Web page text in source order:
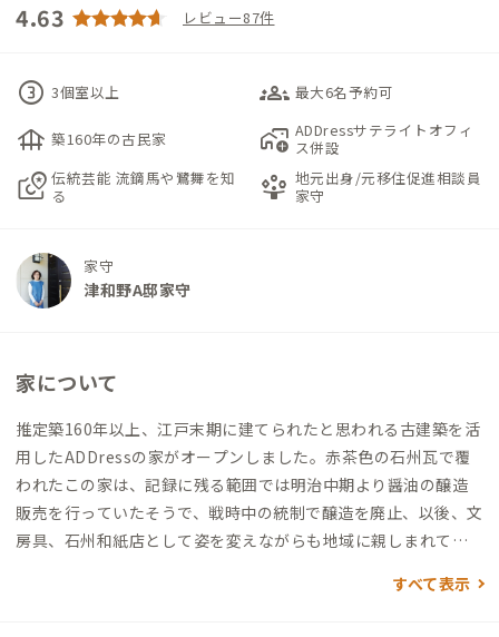
4.63 レビュー87件
counter_3 3個室以上 groups_3 最大6名予約可
foundation 築160年の古民家 add_home_work ADDressサテライトオフィ
ス併設
local_see 伝統芸能 流鏑馬や鷺舞を知
る
person_play 地元出身/元移住促進相談員
家守
家守
津和野A邸家守
家について
推定築160年以上、江戸末期に建てられたと思われる古建築を活
用したADDressの家がオープンしました。赤茶色の石州瓦で覆
われたこの家は、記録に残る範囲では明治中期より醤油の醸造
販売を行っていたそうで、戦時中の統制で醸造を廃止、以後、文
房具、石州和紙店として姿を変えながらも地域に親しまれてき
性を鑑み、後世に残したいという思いから修復が行われ、和モ
すべて表示